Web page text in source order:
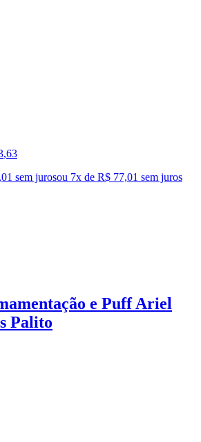
,63
sem jurosou 7x de R$ 77,01 sem juros
e Puff Ariel
Palito